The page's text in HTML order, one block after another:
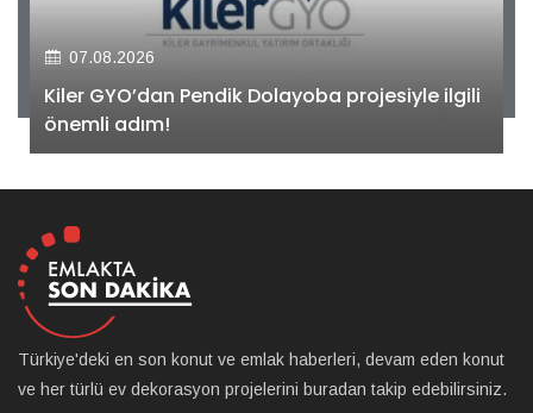
07.08.2026
Kiler GYO’dan Pendik Dolayoba projesiyle ilgili
önemli adım!
Türkiye'deki en son konut ve emlak haberleri, devam eden konut
ve her türlü ev dekorasyon projelerini buradan takip edebilirsiniz.